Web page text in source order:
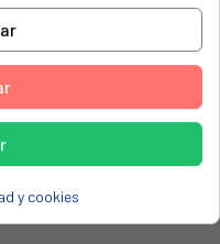
Falmec:
y cookies